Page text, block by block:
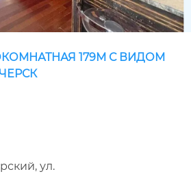
179М С ВИДОМ
ул.